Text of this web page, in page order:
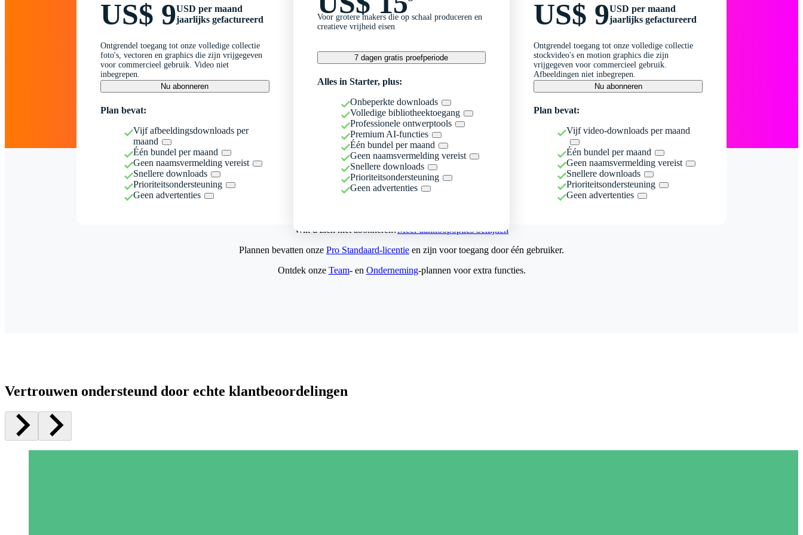
US$ 9USD per maand
jaarlijks gefactureerd
Ontgrendel toegang tot onze volledige collectie
foto's, vectoren en graphics die zijn vrijgegeven
voor commercieel gebruik. Video niet
inbegrepen.
Nu abonneren
Plan bevat:
Vijf afbeeldingsdownloads per
maand
Één bundel per maand
Geen naamsvermelding vereist
Snellere downloads
Prioriteitsondersteuning
Geen advertenties
Voor grotere makers die op schaal produceren en
creatieve vrijheid eisen
7 dagen gratis proefperiode
Alles in Starter, plus:
Onbeperkte downloads
Volledige bibliotheektoegang
Professionele ontwerptools
Premium AI-functies
Één bundel per maand
Geen naamsvermelding vereist
Snellere downloads
Prioriteitsondersteuning
Geen advertenties
US$ 9USD per maand
jaarlijks gefactureerd
Ontgrendel toegang tot onze volledige collectie
stockvideo's en motion graphics die zijn
vrijgegeven voor commercieel gebruik.
Afbeeldingen niet inbegrepen.
Nu abonneren
Plan bevat:
Vijf video-downloads per maand
Één bundel per maand
Geen naamsvermelding vereist
Snellere downloads
Prioriteitsondersteuning
Geen advertenties
Wilt u zich niet abonneren?Meer aankoopopties bekijken
Plannen bevatten onze Pro Standaard-licentie en zijn voor toegang door één gebruiker.
Ontdek onze Team- en Onderneming-plannen voor extra functies.
Vertrouwen ondersteund door echte klantbeoordelingen